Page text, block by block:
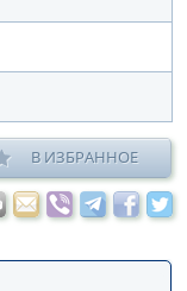
В ИЗБРАННОЕ